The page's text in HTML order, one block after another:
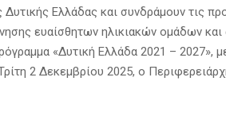
Ελλάδας και συνδράμουν τις
ευαίσθητων ηλικιακών ομάδων
«Δυτική Ελλάδα 2021 – 2027»,
2 Δεκεμβρίου 2025, ο